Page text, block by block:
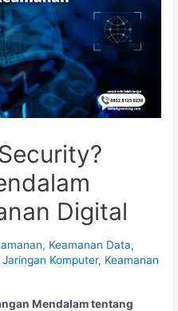
Digital
, Keamanan Data,
Jaringan Komputer, Keamanan
Mendalam tentang